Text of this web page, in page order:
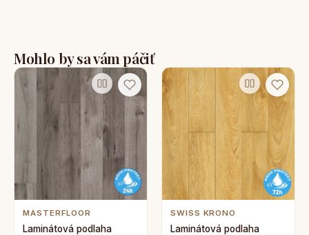
Mohlo by sa vám páčiť
MASTERFLOOR
Laminátová podlaha
SWISS KRONO
Laminátová podlaha